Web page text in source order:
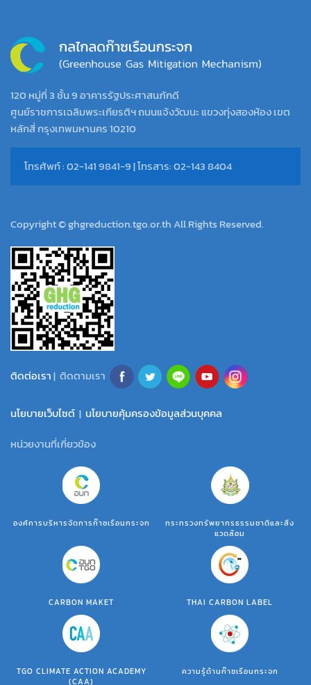
120 หมู่ที่ 3 ชั้น 9 อาคารรัฐประศาสนภักดี
ศูนย์ราชการเฉลิมพระเกียรติฯ ถนนแจ้งวัฒนะ แขวงทุ่งสองห้อง เขต
หลักสี่ กรุงเทพมหานคร 10210
โทรศัพท์ : 02-141 9841-9 | โทรสาร: 02-143 8404
Copyright © ghgreduction.tgo.or.th All Rights Reserved.
ติดต่อเรา| ติดตามเรา
นโยบายเว็บไซต์ | นโยบายคุ้มครองข้อมูลส่วนบุคคล
หน่วยงานที่เกี่ยวข้อง
องค์การบริหารจัดการก๊าซเรือนกระจก
กระทรวงทรัพยากรธรรมชาติและสิ่ง
แวดล้อม
CARBON MAKET THAI CARBON LABEL
TGO CLIMATE ACTION ACADEMY
(CAA)
ความรู้ด้านก๊าซเรือนกระจก